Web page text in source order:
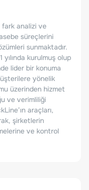
fark analizi ve
süreçlerini
sunmaktadır.
kurulmuş olup
lider bir konuma
yönelik
üzerinden hizmet
ve verimliliği
araçları,
şirketlerin
ve kontrol